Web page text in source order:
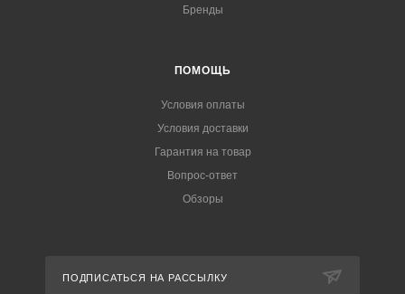
Бренды
ПОМОЩЬ
Условия оплаты
Условия доставки
Гарантия на товар
Вопрос-ответ
Обзоры
ПОДПИСАТЬСЯ НА РАССЫЛКУ